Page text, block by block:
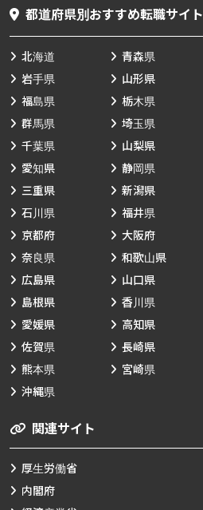
都道府県別おすすめ転職サイト
北海道 青森県
岩手県
山形県
福島県
栃木県
群馬県
埼玉県
千葉県
山梨県
愛知県
静岡県
三重県
新潟県
石川県
福井県
京都府
大阪府
奈良県
和歌山県
広島県
山口県
島根県
香川県
愛媛県
高知県
佐賀県
長崎県
熊本県
宮崎県
沖縄県
関連サイト
厚生労働省
内閣府